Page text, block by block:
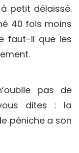
petit délaissé.
40 fois moins
faut-il que les
pas de
dites : la
péniche a son